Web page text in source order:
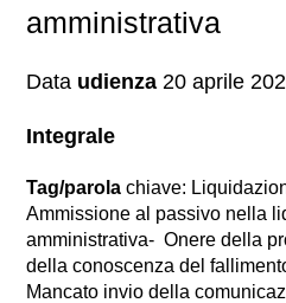
amministrativa
Data udienza 20 aprile
Integrale
Tag/parola chiave:
Ammissione al passivo nella
amministrativa- Onere della
della conoscenza del
Mancato invio della